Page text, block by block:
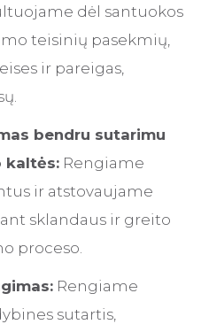
dėl santuokos
teisinių pasekmių,
ir pareigas,
bendru sutarimu
kaltės: Rengiame
ir atstovaujame
sklandaus ir greito
proceso.
Rengiame
sutartis,